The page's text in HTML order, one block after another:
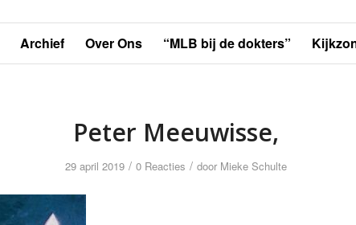
Archief Over Ons “MLB bij de dokters”
Peter Meeuwisse,
29 april 2019 / 0 Reacties / door Mieke Schulte